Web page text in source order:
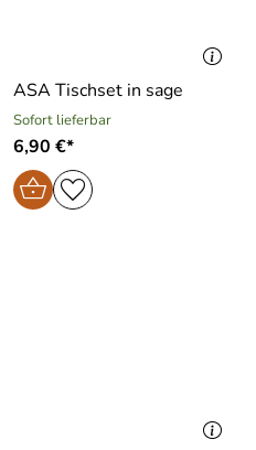
ASA Tischset in sage
Sofort lieferbar
6,90 €*